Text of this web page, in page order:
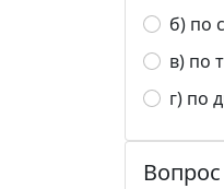
б) по
в) по
г) по